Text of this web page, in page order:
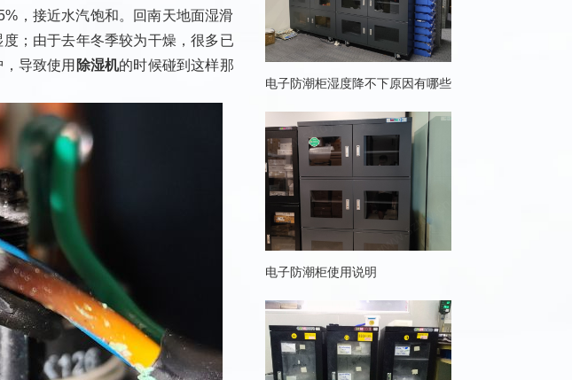
，接近水汽饱和。回南天地面湿滑
；由于去年冬季较为干燥，很多已
导致使用 除湿机的时候碰到这样那
电子防潮柜湿度降不下原因有哪些
电子防潮柜使用说明